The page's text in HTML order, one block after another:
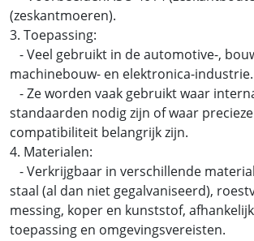
(zeskantmoeren).
3. Toepassing:
- Veel gebruikt in de automotive-,
machinebouw- en elektronica-industrie.
- Ze worden vaak gebruikt waar
standaarden nodig zijn of waar
compatibiliteit belangrijk zijn.
4. Materialen:
- Verkrijgbaar in verschillende
staal (al dan niet gegalvaniseerd),
messing, koper en kunststof,
toepassing en omgevingsvereisten.